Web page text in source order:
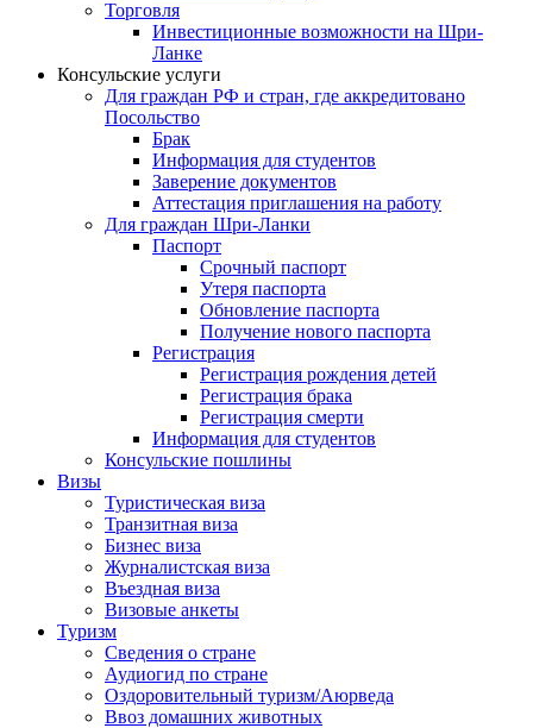
Торговля
Инвестиционные возможности на Шри-
Ланке
Консульские услуги
Для граждан РФ и стран, где аккредитовано
Посольство
Брак
Информация для студентов
Заверение документов
Аттестация приглашения на работу
Для граждан Шри-Ланки
Паспорт
Срочный паспорт
Утеря паспорта
Обновление паспорта
Получение нового паспорта
Регистрация
Регистрация рождения детей
Регистрация брака
Регистрация смерти
Информация для студентов
Консульские пошлины
Визы
Туристическая виза
Транзитная виза
Бизнес виза
Журналистская виза
Въездная виза
Визовые анкеты
Туризм
Сведения о стране
Аудиогид по стране
Оздоровительный туризм/Аюрведа
Ввоз домашних животных